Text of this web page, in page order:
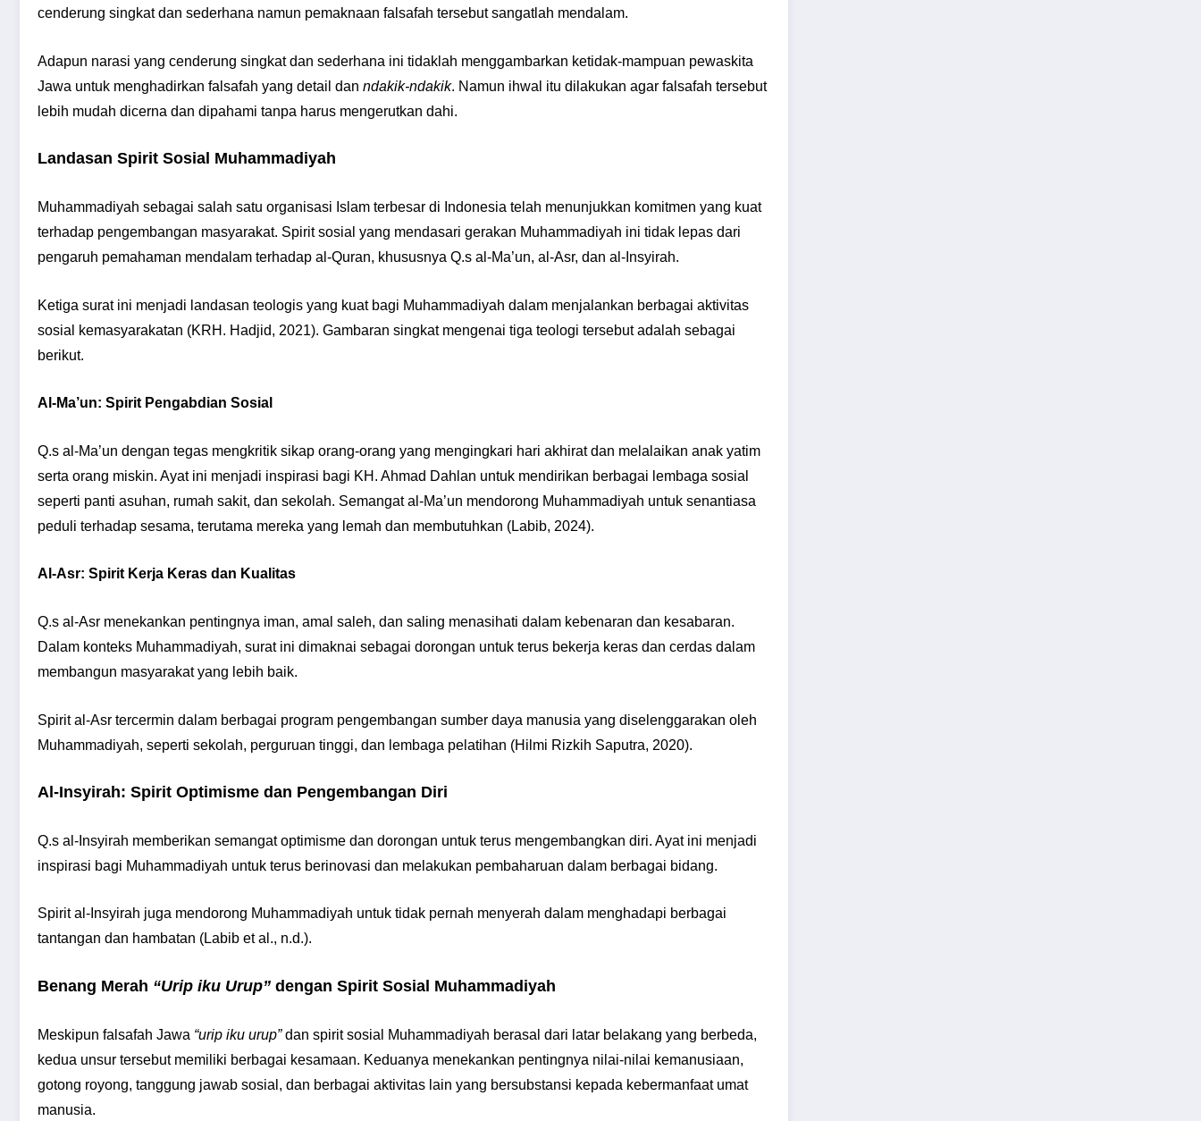
cenderung singkat dan sederhana namun pemaknaan falsafah tersebut sangatlah mendalam.
Adapun narasi yang cenderung singkat dan sederhana ini tidaklah menggambarkan ketidak-mampuan pewaskita
Jawa untuk menghadirkan falsafah yang detail dan ndakik-ndakik. Namun ihwal itu dilakukan agar falsafah tersebut
lebih mudah dicerna dan dipahami tanpa harus mengerutkan dahi.
Landasan Spirit Sosial Muhammadiyah
Muhammadiyah sebagai salah satu organisasi Islam terbesar di Indonesia telah menunjukkan komitmen yang kuat
terhadap pengembangan masyarakat. Spirit sosial yang mendasari gerakan Muhammadiyah ini tidak lepas dari
pengaruh pemahaman mendalam terhadap al-Quran, khususnya Q.s al-Ma’un, al-Asr, dan al-Insyirah.
Ketiga surat ini menjadi landasan teologis yang kuat bagi Muhammadiyah dalam menjalankan berbagai aktivitas
sosial kemasyarakatan (KRH. Hadjid, 2021). Gambaran singkat mengenai tiga teologi tersebut adalah sebagai
berikut.
Al-Ma’un: Spirit Pengabdian Sosial
Q.s al-Ma’un dengan tegas mengkritik sikap orang-orang yang mengingkari hari akhirat dan melalaikan anak yatim
serta orang miskin. Ayat ini menjadi inspirasi bagi KH. Ahmad Dahlan untuk mendirikan berbagai lembaga sosial
seperti panti asuhan, rumah sakit, dan sekolah. Semangat al-Ma’un mendorong Muhammadiyah untuk senantiasa
peduli terhadap sesama, terutama mereka yang lemah dan membutuhkan (Labib, 2024).
Al-Asr: Spirit Kerja Keras dan Kualitas
Q.s al-Asr menekankan pentingnya iman, amal saleh, dan saling menasihati dalam kebenaran dan kesabaran.
Dalam konteks Muhammadiyah, surat ini dimaknai sebagai dorongan untuk terus bekerja keras dan cerdas dalam
membangun masyarakat yang lebih baik.
Spirit al-Asr tercermin dalam berbagai program pengembangan sumber daya manusia yang diselenggarakan oleh
Muhammadiyah, seperti sekolah, perguruan tinggi, dan lembaga pelatihan (Hilmi Rizkih Saputra, 2020).
Al-Insyirah: Spirit Optimisme dan Pengembangan Diri
Q.s al-Insyirah memberikan semangat optimisme dan dorongan untuk terus mengembangkan diri. Ayat ini menjadi
inspirasi bagi Muhammadiyah untuk terus berinovasi dan melakukan pembaharuan dalam berbagai bidang.
Spirit al-Insyirah juga mendorong Muhammadiyah untuk tidak pernah menyerah dalam menghadapi berbagai
tantangan dan hambatan (Labib et al., n.d.).
Benang Merah “Urip iku Urup” dengan Spirit Sosial Muhammadiyah
Meskipun falsafah Jawa “urip iku urup”dan spirit sosial Muhammadiyah berasal dari latar belakang yang berbeda,
kedua unsur tersebut memiliki berbagai kesamaan. Keduanya menekankan pentingnya nilai-nilai kemanusiaan,
gotong royong, tanggung jawab sosial, dan berbagai aktivitas lain yang bersubstansi kepada kebermanfaat umat
manusia.